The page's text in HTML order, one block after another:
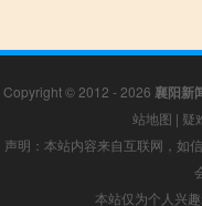
Copyright © 2012 - 2026 襄阳新
站地图 | 疑
声明：本站内容来自互联网，如
本站仅为个人兴